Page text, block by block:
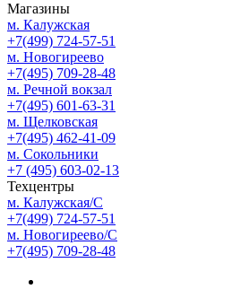
Магазины
м. Калужская
+7(499) 724-57-51
м. Новогиреево
+7(495) 709-28-48
м. Речной вокзал
+7(495) 601-63-31
м. Щелковская
+7(495) 462-41-09
м. Сокольники
+7 (495) 603-02-13
Техцентры
м. Калужская/С
+7(499) 724-57-51
м. Новогиреево/С
+7(495) 709-28-48